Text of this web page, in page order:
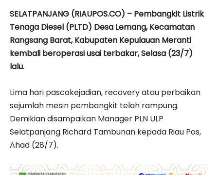
SELATPANJANG (RIAUPOS.CO) – Pembangkit Listrik
Tenaga Diesel (PLTD) Desa Lemang, Kecamatan
Rangsang Barat, Kabupaten Kepulauan Meranti
kembali beroperasi usai terbakar, Selasa (23/7)
lalu.
Lima hari pascakejadian, recovery atau perbaikan
sejumlah mesin pembangkit telah rampung.
Demikian disampaikan Manager PLN ULP
Selatpanjang Richard Tambunan kepada Riau Pos,
Ahad (28/7).